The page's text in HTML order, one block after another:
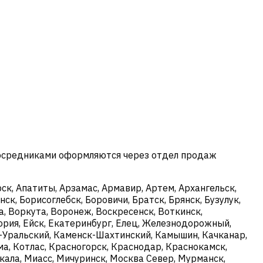
оформляются через отдел продаж
Апатиты, Арзамас, Армавир, Артем, Архангельск,
Борисоглебск, Боровичи, Братск, Брянск, Бузулук,
Воркута, Воронеж, Воскресенск, Воткинск,
Ейск, Екатеринбург, Елец, Железнодорожный,
Каменск-Шахтинский, Камышин, Качканар,
Котлас, Красногорск, Краснодар, Краснокамск,
Миасс, Мичуринск, Москва Север, Мурманск,